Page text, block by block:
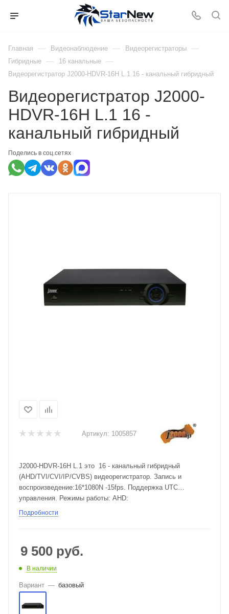
Главная — Видеонаблюдение — Видеорегистраторы —
Гибридные — 16 канальные —
Видеорегистратор J2000-HDVR-16H L.1 16 - канальный гибридный
Поделись в соц.сетях
Видеорегистратор J2000-
HDVR-16H L.1 16 -
канальный гибридный
Артикул: 1005857
J2000-HDVR-16H L.1 это 16 - канальный гибридный
(AHD/TVI/CVI/IP/CVBS) видеорегистратор. Запись и
воспроизведение:16*1080N -15fps. Поддержка UTC
управления. Режимы работы: AHD:
16*1080N/12*1080N/8*1080P/4*1080N; Гибридный: (12 *
Подробности
9 500 руб.
В наличии
Вариант — базовый